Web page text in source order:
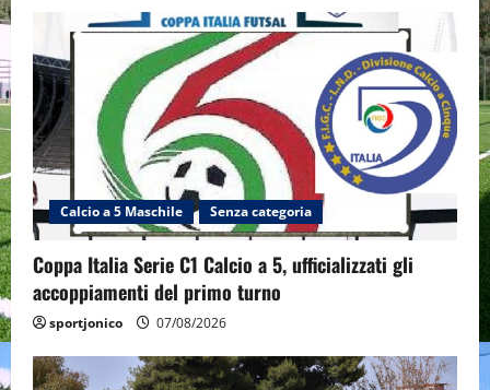
Calcio a 5 Maschile Senza categoria
Coppa Italia Serie C1 Calcio a 5, ufficializzati gli
accoppiamenti del primo turno
sportjonico 07/08/2026